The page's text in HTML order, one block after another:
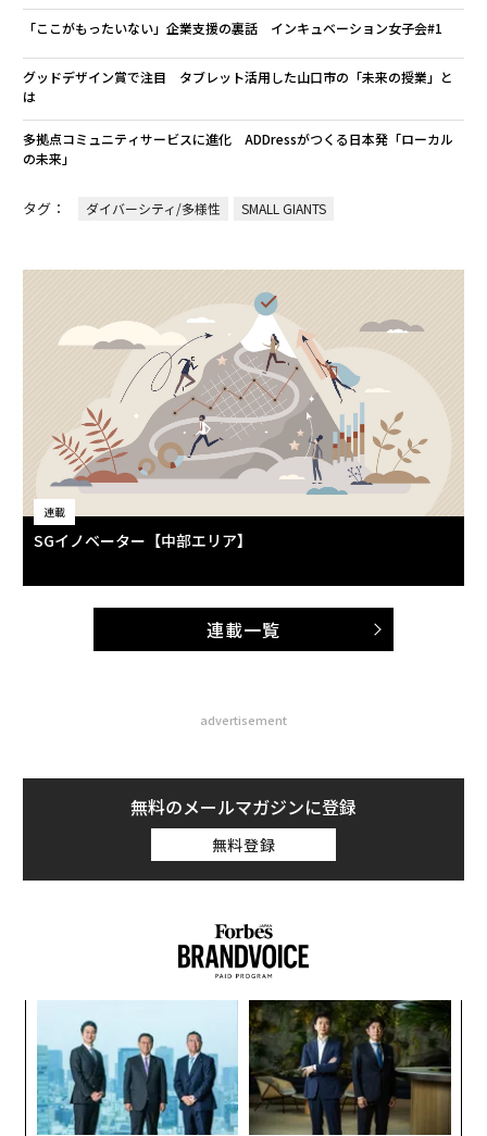
「ここがもったいない」企業支援の裏話 インキュベーション女子会#1
グッドデザイン賞で注目 タブレット活用した山口市の「未来の授業」と
は
多拠点コミュニティサービスに進化 ADDressがつくる日本発「ローカル
の未来」
タグ： ダイバーシティ/多様性 SMALL GIANTS
連載
SGイノベーター【中部エリア】
連載一覧
advertisement
無料のメールマガジンに登録
無料登録